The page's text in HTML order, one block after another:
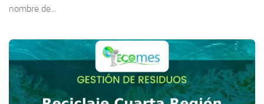
nombre de...